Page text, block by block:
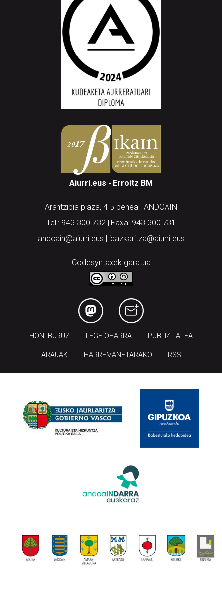
Aiurri.eus - Erroitz BM
Arantzibia plaza, 4-5 behea | ANDOAIN
Tel.: 943 300 732 | Faxa: 943 300 731
andoain@aiurri.eus | idazkaritza@aiurri.eus
Codesyntaxek garatua
HONI BURUZ LEGE OHARRA PUBLIZITATEA
ARAUAK HARREMANETARAKO RSS